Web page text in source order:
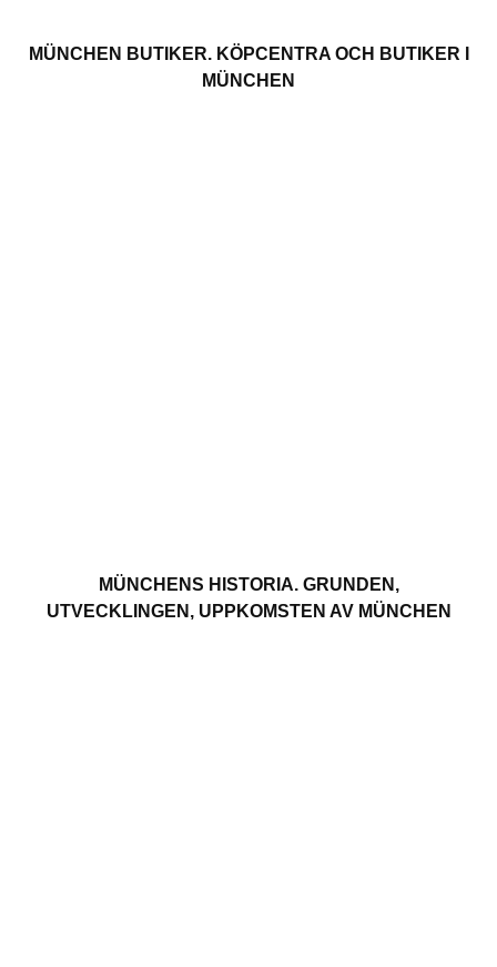
MÜNCHEN BUTIKER. KÖPCENTRA OCH BUTIKER I
MÜNCHEN
MÜNCHENS HISTORIA. GRUNDEN,
UTVECKLINGEN, UPPKOMSTEN AV MÜNCHEN